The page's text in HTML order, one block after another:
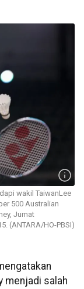
wakil TaiwanLee
500 Australian
Jumat
(ANTARA/HO-PBSI)
menjadi salah